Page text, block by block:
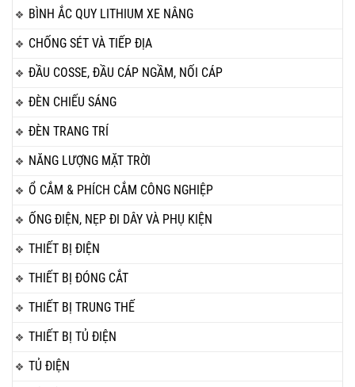
BÌNH ẮC QUY LITHIUM XE NÂNG
CHỐNG SÉT VÀ TIẾP ĐỊA
ĐẦU COSSE, ĐẦU CÁP NGẦM, NỐI CÁP
ĐÈN CHIẾU SÁNG
ĐÈN TRANG TRÍ
NĂNG LƯỢNG MẶT TRỜI
Ổ CẮM & PHÍCH CẮM CÔNG NGHIỆP
ỐNG ĐIỆN, NẸP ĐI DÂY VÀ PHỤ KIỆN
THIẾT BỊ ĐIỆN
THIẾT BỊ ĐÓNG CẮT
THIẾT BỊ TRUNG THẾ
THIẾT BỊ TỦ ĐIỆN
TỦ ĐIỆN